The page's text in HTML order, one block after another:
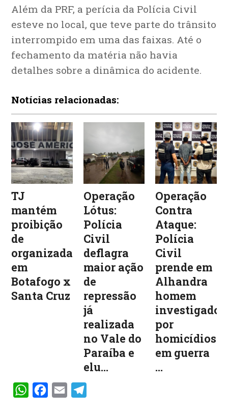
Além da PRF, a perícia da Polícia Civil
esteve no local, que teve parte do trânsito
interrompido em uma das faixas. Até o
fechamento da matéria não havia
detalhes sobre a dinâmica do acidente.
Notícias relacionadas:
TJ
mantém
proibição
de
organizadas
em
Botafogo x
Santa Cruz
Operação
Lótus:
Polícia
Civil
deflagra
maior ação
de
repressão
já
realizada
no Vale do
Paraíba e
elu...
Operação
Contra
Ataque:
Polícia
Civil
prende em
Alhandra
homem
investigado
por
homicídios
em guerra
...
WhatsAppFacebook
Email